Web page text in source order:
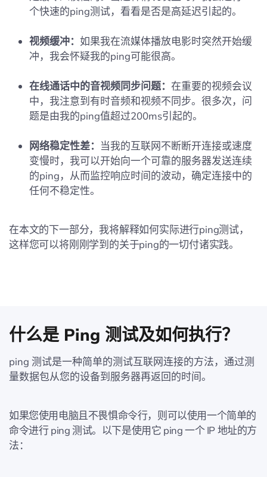
个快速的ping测试，看看是否是高延迟引起的。
视频缓冲： 如果我在流媒体播放电影时突然开始缓
冲，我会怀疑我的ping可能很高。
在线通话中的音视频同步问题： 在重要的视频会议
中，我注意到有时音频和视频不同步。很多次，问
题是由我的ping值超过200ms引起的。
网络稳定性差： 当我的互联网不断断开连接或速度
变慢时，我可以开始向一个可靠的服务器发送连续
的ping，从而监控响应时间的波动，确定连接中的
任何不稳定性。
在本文的下一部分，我将解释如何实际进行ping测试，
这样您可以将刚刚学到的关于ping的一切付诸实践。
什么是 Ping 测试及如何执行？
ping 测试是一种简单的测试互联网连接的方法，通过测
量数据包从您的设备到服务器再返回的时间。
如果您使用电脑且不畏惧命令行，则可以使用一个简单的
命令进行 ping 测试。以下是使用它 ping 一个 IP 地址的方
法：